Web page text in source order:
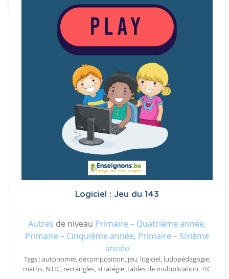
Logiciel : Jeu du 143
Autres de niveau Primaire – Quatrième année,
Primaire – Cinquième année, Primaire – Sixième
année
Tags : autonomie, décomposition, jeu, logiciel, ludopédagogie,
maths, NTIC, rectangles, stratégie, tables de multiplication, TIC